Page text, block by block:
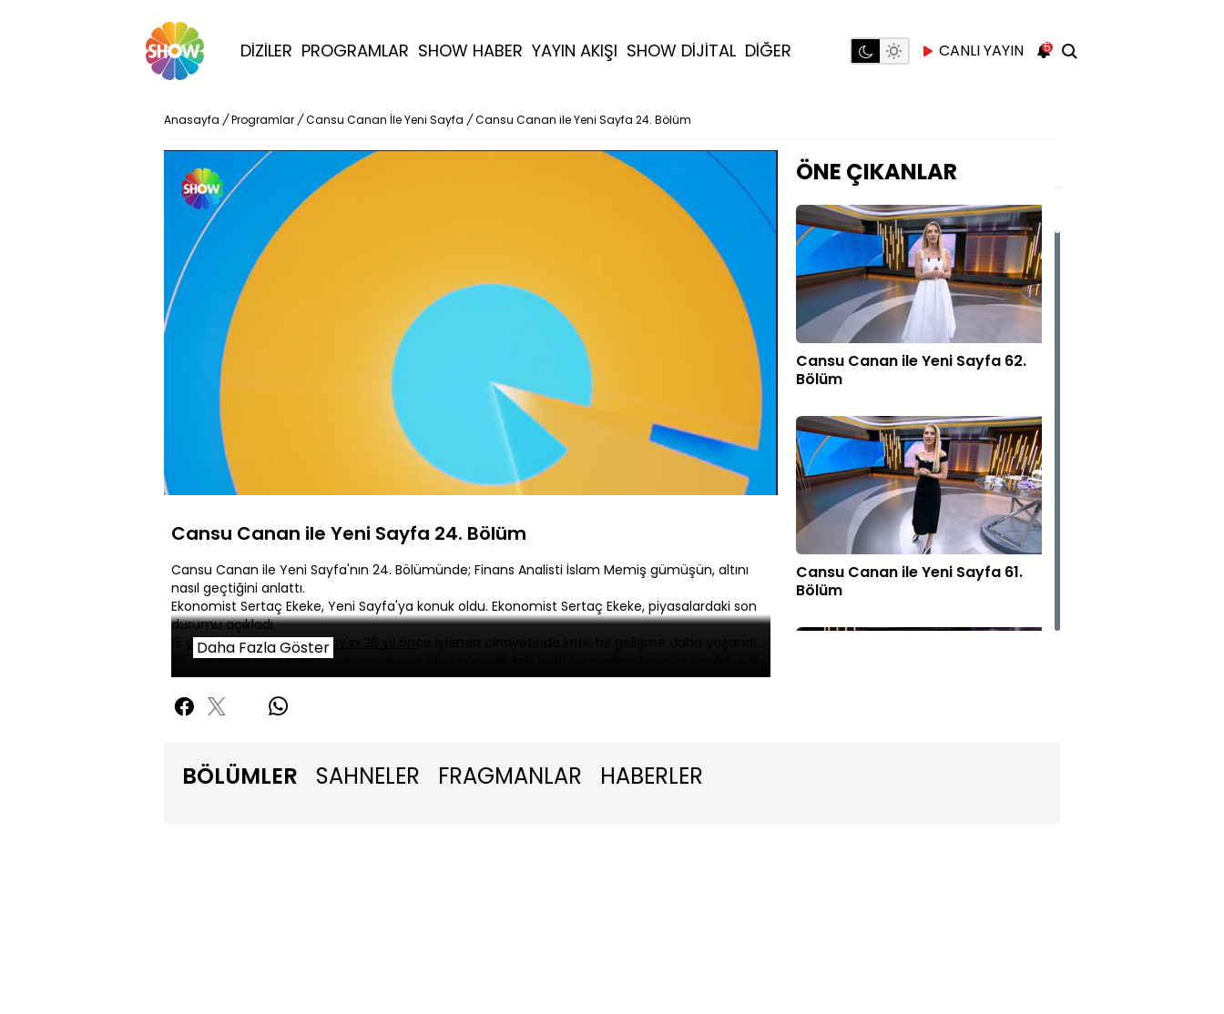
DİZİLER PROGRAMLAR SHOW HABER YAYIN AKIŞI SHOW DİJİTAL DİĞER CANLI YAYIN 5
Anasayfa / Programlar / Cansu Canan İle Yeni Sayfa / Cansu Canan ile Yeni Sayfa 24. Bölüm
Sessiz
Yüklendi:
Cansu Canan ile Yeni Sayfa 24. Bölüm
Cansu Canan ile Yeni Sayfa'nın 24. Bölümünde; Finans Analisti İslam Memiş gümüşün, altını
nasıl geçtiğini anlattı.
Ekonomist Sertaç Ekeke, Yeni Sayfa'ya konuk oldu. Ekonomist Sertaç Ekeke, piyasalardaki son
durumu açıkladı.
15 yaşındaki Çağla Tuğaltay'ın 26 yıl önce işlenen cinayetinde kritik bir gelişme daha yaşandı.
26 yılın ardından katilin yakalanması için olay günüyle ilgili keşif ve canlandırmalar yapıldı. Adli
Tıp Uzmanı Prof. Dr. Halis Dokgöz, keşifle alakalı görüşlerini sundu.
Moda tasarımcısı Cengiz Abazoğlu, Yeni Sayfa'ya konuk oldu. Cengiz Abazoğlu, Cannes kırmızı
halı şıklığını yorumladı.
Daha Fazla Göster
ÖNE ÇIKANLAR
Cansu Canan ile Yeni Sayfa 62.
Bölüm
Cansu Canan ile Yeni Sayfa 61.
Bölüm
BÖLÜMLER SAHNELER FRAGMANLAR HABERLER